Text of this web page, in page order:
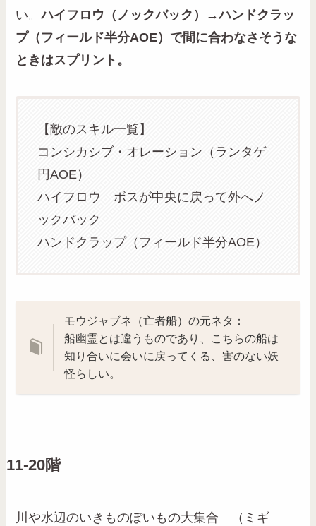
い。ハイフロウ（ノックバック）→ハンドクラッ
プ（フィールド半分AOE）で間に合わなさそうな
ときはスプリント。
【敵のスキル一覧】
コンシカシブ・オレーション（ランタゲ
円AOE）
ハイフロウ ボスが中央に戻って外へノ
ックバック
ハンドクラップ（フィールド半分AOE）
モウジャブネ（亡者船）の元ネタ：
船幽霊とは違うものであり、こちらの船は
知り合いに会いに戻ってくる、害のない妖
怪らしい。
11-20階
川や水辺のいきものぽいもの大集合 （ミギ